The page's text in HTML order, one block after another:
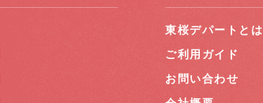
東桜デパートとは
ご利用ガイド
お問い合わせ